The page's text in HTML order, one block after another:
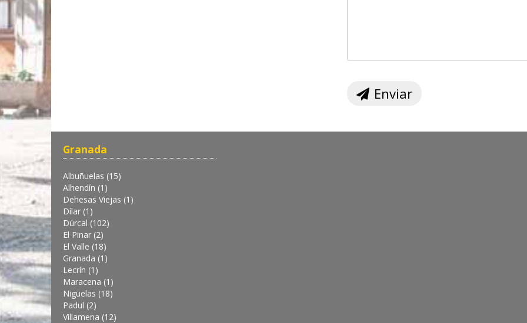
Enviar
Granada
Albuñuelas (15)
Alhendín (1)
Dehesas Viejas (1)
Dílar (1)
Dúrcal (102)
El Pinar (2)
El Valle (18)
Granada (1)
Lecrín (1)
Maracena (1)
Nigüelas (18)
Padul (2)
Villamena (12)